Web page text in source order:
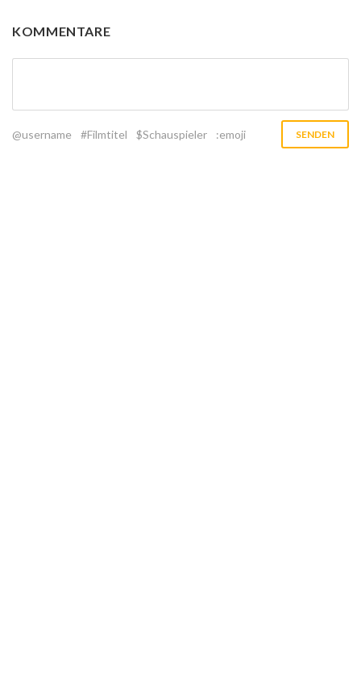
KOMMENTARE
@username #Filmtitel $Schauspieler :emoji